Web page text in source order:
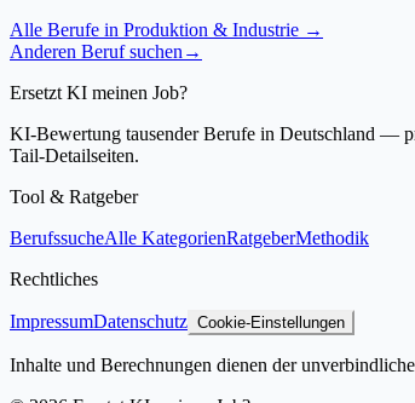
Alle Berufe in Produktion & Industrie →
Anderen Beruf suchen →
Ersetzt KI meinen Job?
KI-Bewertung tausender Berufe in Deutschland —
Tail-Detailseiten.
Tool & Ratgeber
BerufssucheAlle KategorienRatgeberMethodik
Rechtliches
ImpressumDatenschutz Cookie-Einstellungen
Inhalte und Berechnungen dienen der